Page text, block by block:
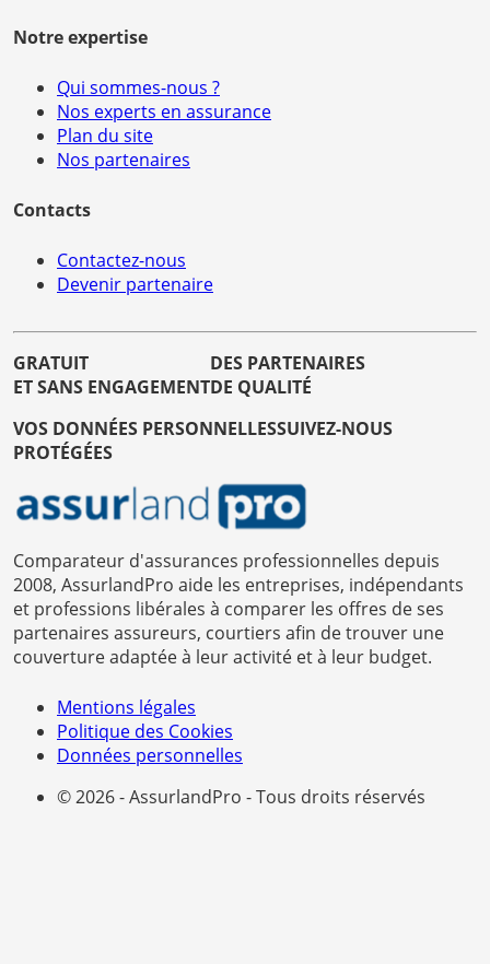
Notre expertise
Qui sommes-nous ?
Nos experts en assurance
Plan du site
Nos partenaires
Contacts
Contactez-nous
Devenir partenaire
GRATUIT
ET SANS ENGAGEMENT
DES PARTENAIRES
DE QUALITÉ
VOS DONNÉES PERSONNELLES
PROTÉGÉES
SUIVEZ-NOUS
Comparateur d'assurances professionnelles depuis
2008, AssurlandPro aide les entreprises, indépendants
et professions libérales à comparer les offres de ses
partenaires assureurs, courtiers afin de trouver une
couverture adaptée à leur activité et à leur budget.
Mentions légales
Politique des Cookies
Données personnelles
© 2026 - AssurlandPro - Tous droits réservés